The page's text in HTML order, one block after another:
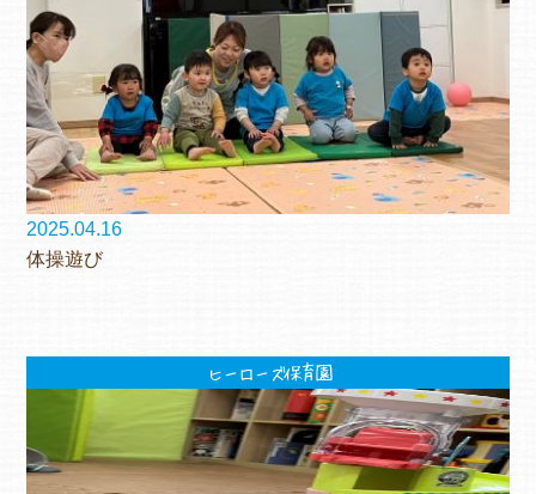
2025.04.16
体操遊び
ヒーローズ保育園